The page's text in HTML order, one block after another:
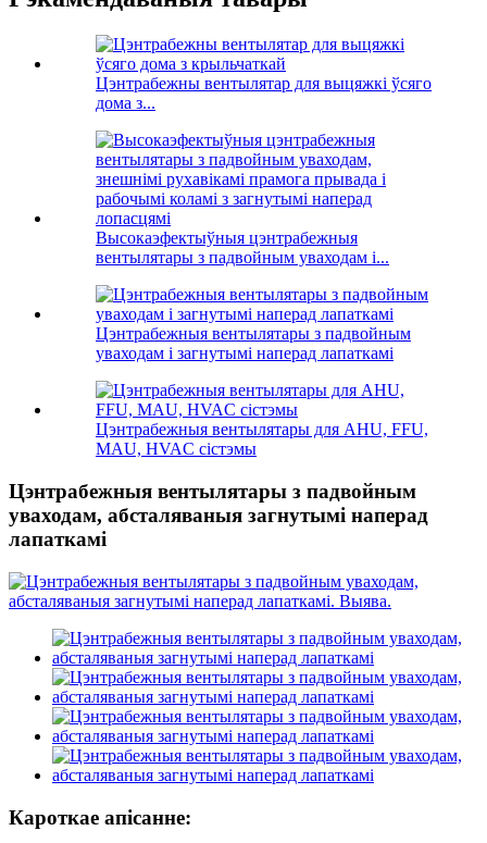
Цэнтрабежны вентылятар для выцяжкі ўсяго
дома з...
Высокаэфектыўныя цэнтрабежныя
вентылятары з падвойным уваходам і...
Цэнтрабежныя вентылятары з падвойным
уваходам і загнутымі наперад лапаткамі
Цэнтрабежныя вентылятары для AHU, FFU,
MAU, HVAC сістэмы
Цэнтрабежныя вентылятары з падвойным
уваходам, абсталяваныя загнутымі наперад
лапаткамі
Кароткае апісанне: